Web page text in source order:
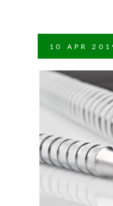
10 APR